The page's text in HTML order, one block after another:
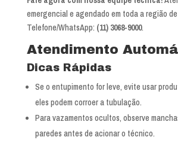
emergencial e agendado em toda a região
Telefone/WhatsApp: (11) 3068-9000.
Atendimento
Dicas Rápidas
Se o entupimento for leve, evite usar
eles podem corroer a tubulação.
Para vazamentos ocultos, observe
paredes antes de acionar o técnico.